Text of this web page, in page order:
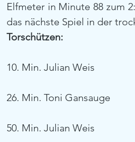
Elfmeter in Minute 88 zum
das nächste Spiel in der
Torschützen:
10. Min. Julian Weis
26. Min. Toni Gansauge
50. Min. Julian Weis